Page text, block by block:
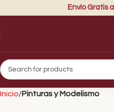
Envío Gratis
Inicio Pinturas y Modelismo